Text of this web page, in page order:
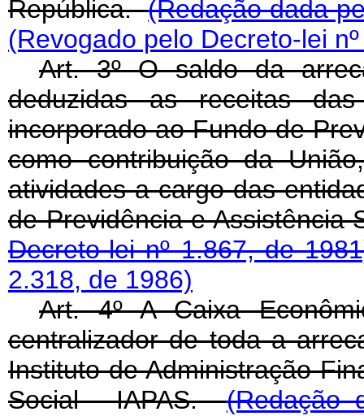
República.(Redação dada
(Revogado pelo Decreto-lei
Art. 3º O saldo da
deduzidas as receitas
incorporado ao Fundo de
como contribuição da
atividades a cargo das
de Previdência e Assistência
Decreto-lei nº 1.867, de
2.318, de 1986)
Art. 4º A Caixa
centralizador de toda a
Instituto de Administração
Social - IAPAS.(Redação